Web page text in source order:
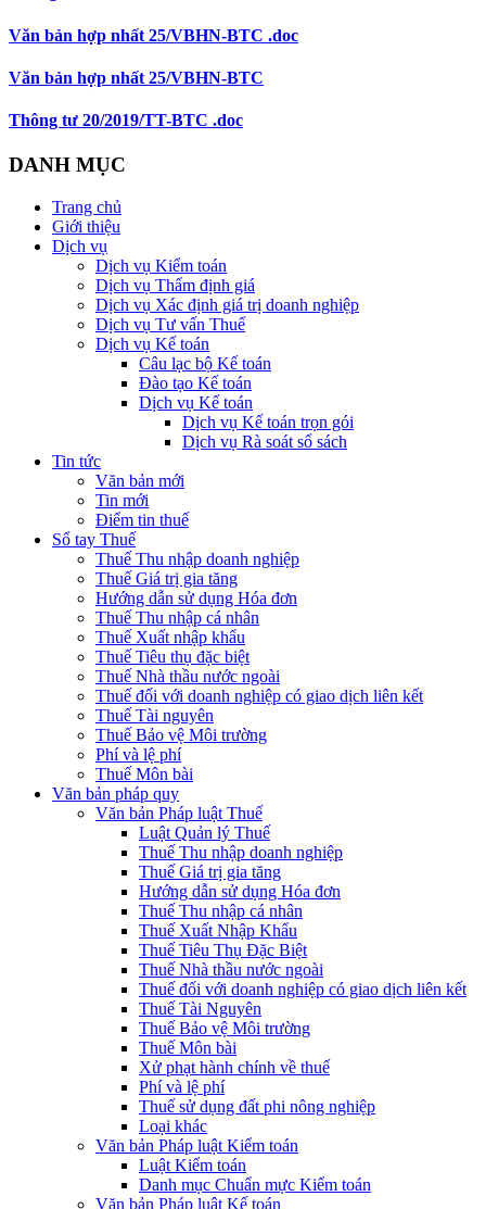
Văn bản hợp nhất 25/VBHN-BTC .doc
Văn bản hợp nhất 25/VBHN-BTC
Thông tư 20/2019/TT-BTC .doc
DANH MỤC
Trang chủ
Giới thiệu
Dịch vụ
Dịch vụ Kiểm toán
Dịch vụ Thẩm định giá
Dịch vụ Xác định giá trị doanh nghiệp
Dịch vụ Tư vấn Thuế
Dịch vụ Kế toán
Câu lạc bộ Kế toán
Đào tạo Kế toán
Dịch vụ Kế toán
Dịch vụ Kế toán trọn gói
Dịch vụ Rà soát sổ sách
Tin tức
Văn bản mới
Tin mới
Điểm tin thuế
Sổ tay Thuế
Thuế Thu nhập doanh nghiệp
Thuế Giá trị gia tăng
Hướng dẫn sử dụng Hóa đơn
Thuế Thu nhập cá nhân
Thuế Xuất nhập khẩu
Thuế Tiêu thụ đặc biệt
Thuế Nhà thầu nước ngoài
Thuế đối với doanh nghiệp có giao dịch liên kết
Thuế Tài nguyên
Thuế Bảo vệ Môi trường
Phí và lệ phí
Thuế Môn bài
Văn bản pháp quy
Văn bản Pháp luật Thuế
Luật Quản lý Thuế
Thuế Thu nhập doanh nghiệp
Thuế Giá trị gia tăng
Hướng dẫn sử dụng Hóa đơn
Thuế Thu nhập cá nhân
Thuế Xuất Nhập Khẩu
Thuế Tiêu Thụ Đặc Biệt
Thuế Nhà thầu nước ngoài
Thuế đối với doanh nghiệp có giao dịch liên kết
Thuế Tài Nguyên
Thuế Bảo vệ Môi trường
Thuế Môn bài
Xử phạt hành chính về thuế
Phí và lệ phí
Thuế sử dụng đất phi nông nghiệp
Loại khác
Văn bản Pháp luật Kiểm toán
Luật Kiểm toán
Danh mục Chuẩn mực Kiểm toán
Văn bản Pháp luật Kế toán